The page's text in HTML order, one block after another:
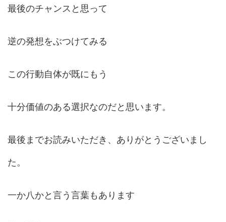
最後のチャンスと思って
逆の発想をぶつけてみる
この行動自体が既にもう
十分価値のある選択なのだと思います。
最後までお読みいただき、ありがとうございまし
た。
一か八かと言う言葉もあります